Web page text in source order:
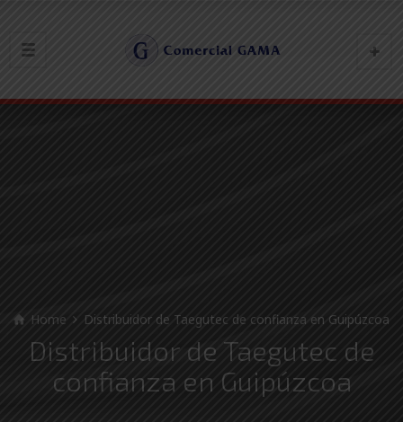
Home Distribuidor de Taegutec de confianza en Guipúzcoa
Distribuidor de Taegutec de
confianza en Guipúzcoa